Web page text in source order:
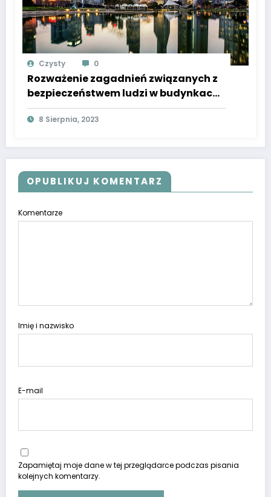
Czysty 0
Rozważenie zagadnień związanych z
bezpieczeństwem ludzi w budynkach,
takich jak systemy przeciwpożarowe,
ewakuacja, dostęp dla
ryzyka
8 Sierpnia, 2023
OPUBLIKUJ KOMENTARZ
Komentarze
Imię i nazwisko
E-mail
Zapamiętaj moje dane w tej przeglądarce podczas pisania
kolejnych komentarzy.